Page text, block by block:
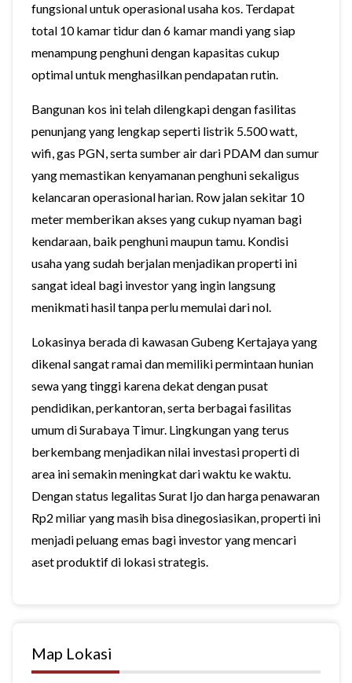
fungsional untuk operasional usaha kos. Terdapat
total 10 kamar tidur dan 6 kamar mandi yang siap
menampung penghuni dengan kapasitas cukup
optimal untuk menghasilkan pendapatan rutin.
Bangunan kos ini telah dilengkapi dengan fasilitas
penunjang yang lengkap seperti listrik 5.500 watt,
wifi, gas PGN, serta sumber air dari PDAM dan sumur
yang memastikan kenyamanan penghuni sekaligus
kelancaran operasional harian. Row jalan sekitar 10
meter memberikan akses yang cukup nyaman bagi
kendaraan, baik penghuni maupun tamu. Kondisi
usaha yang sudah berjalan menjadikan properti ini
sangat ideal bagi investor yang ingin langsung
menikmati hasil tanpa perlu memulai dari nol.
Lokasinya berada di kawasan Gubeng Kertajaya yang
dikenal sangat ramai dan memiliki permintaan hunian
sewa yang tinggi karena dekat dengan pusat
pendidikan, perkantoran, serta berbagai fasilitas
umum di Surabaya Timur. Lingkungan yang terus
berkembang menjadikan nilai investasi properti di
area ini semakin meningkat dari waktu ke waktu.
Dengan status legalitas Surat Ijo dan harga penawaran
Rp2 miliar yang masih bisa dinegosiasikan, properti ini
menjadi peluang emas bagi investor yang mencari
aset produktif di lokasi strategis.
Map Lokasi